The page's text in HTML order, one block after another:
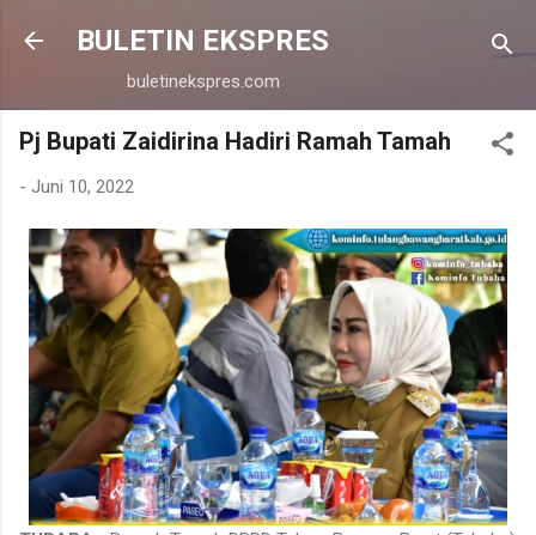
Langsung ke konten utama
BULETIN EKSPRES
buletinekspres.com
Pj Bupati Zaidirina Hadiri Ramah Tamah
- Juni 10, 2022